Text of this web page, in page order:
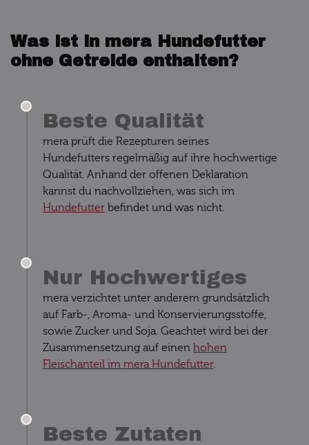
Was ist in mera Hundefutter
ohne Getreide enthalten?
Beste Qualität
mera prüft die Rezepturen seines
Hundefutters regelmäßig auf ihre hochwertige
Qualität. Anhand der offenen Deklaration
kannst du nachvollziehen, was sich im
Hundefutter befindet und was nicht.
Nur Hochwertiges
mera verzichtet unter anderem grundsätzlich
auf Farb-, Aroma- und Konservierungsstoffe,
sowie Zucker und Soja. Geachtet wird bei der
Zusammensetzung auf einen hohen
Fleischanteil im mera Hundefutter.
Beste Zutaten